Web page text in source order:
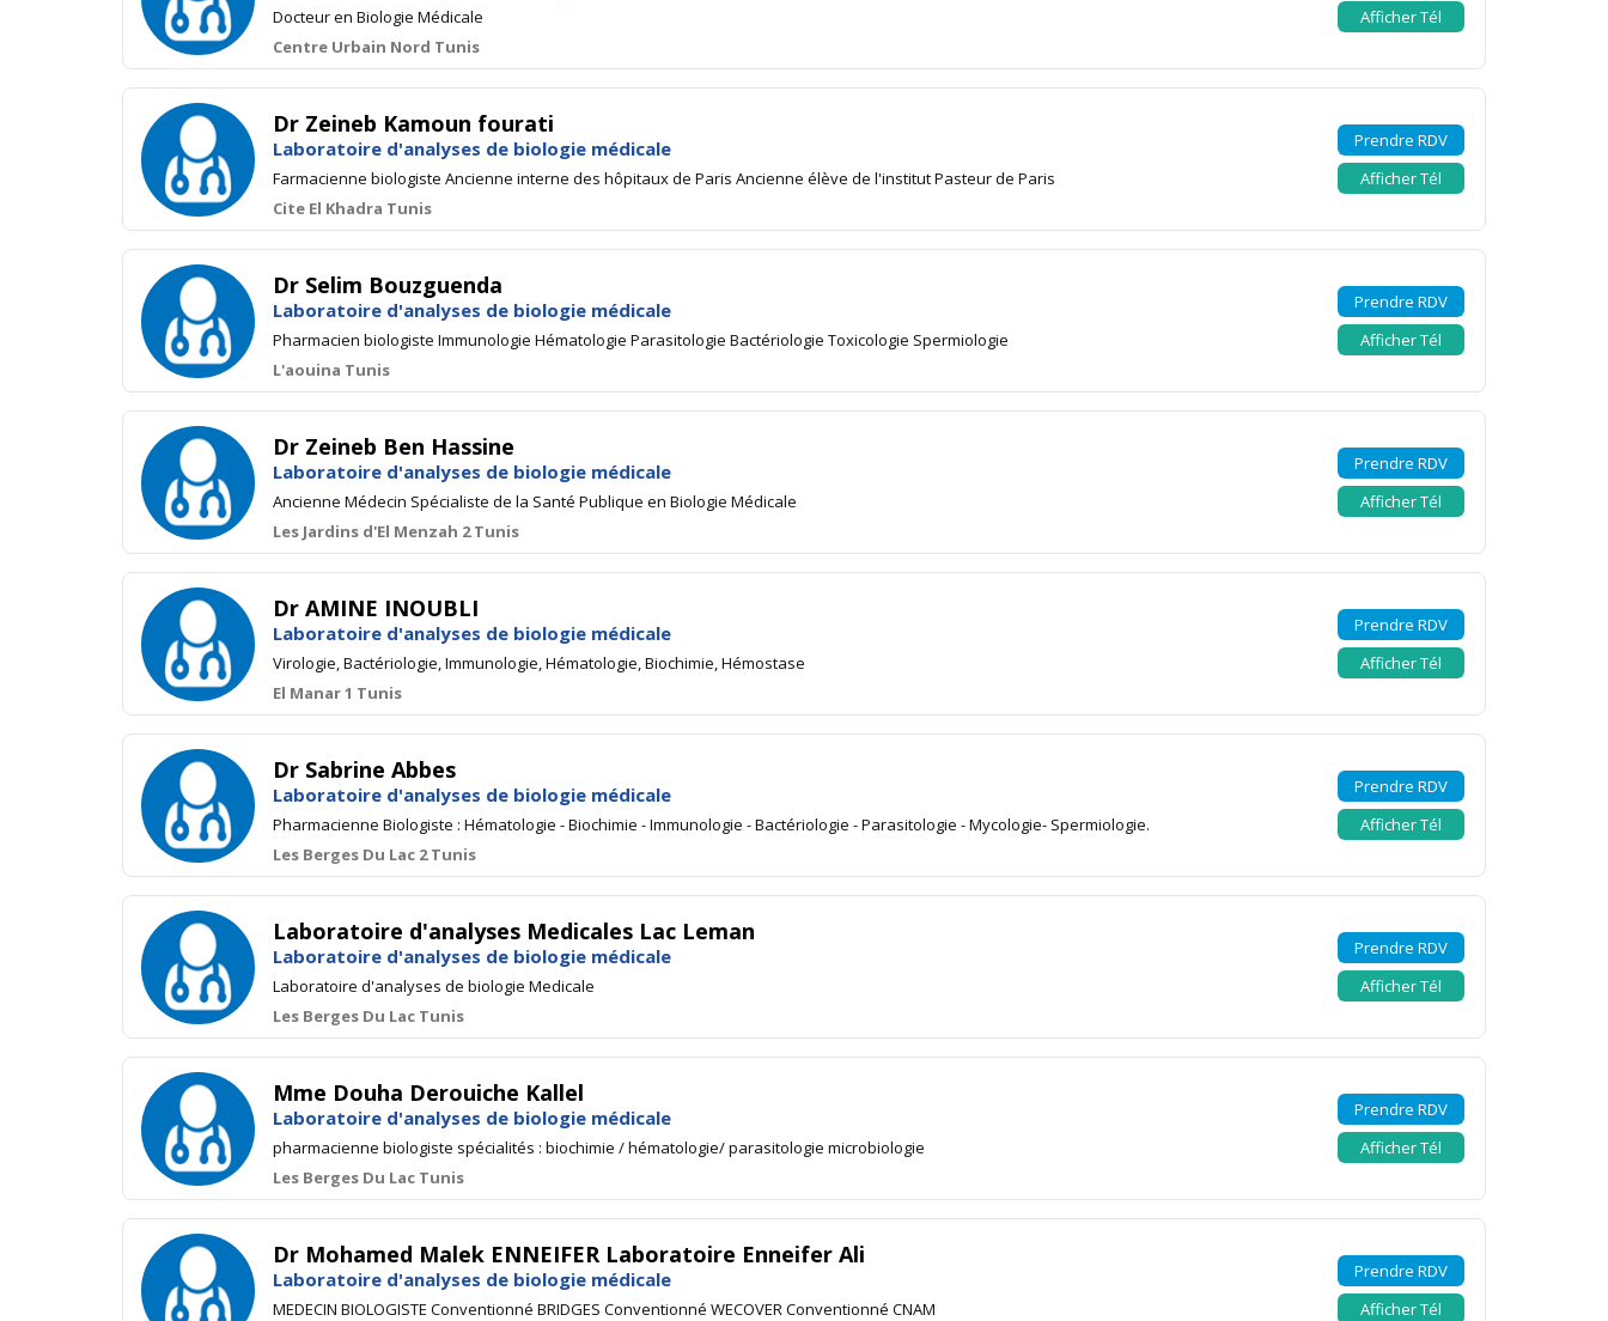
Docteur en Biologie Médicale
Centre Urbain Nord Tunis
Afficher Tél
Dr Zeineb Kamoun fourati
Laboratoire d'analyses de biologie médicale
Farmacienne biologiste Ancienne interne des hôpitaux de Paris Ancienne élève de l'institut Pasteur de Paris
Cite El Khadra Tunis
Prendre RDV
Afficher Tél
Dr Selim Bouzguenda
Laboratoire d'analyses de biologie médicale
Pharmacien biologiste Immunologie Hématologie Parasitologie Bactériologie Toxicologie Spermiologie
L'aouina Tunis
Prendre RDV
Afficher Tél
Dr Zeineb Ben Hassine
Laboratoire d'analyses de biologie médicale
Ancienne Médecin Spécialiste de la Santé Publique en Biologie Médicale
Les Jardins d'El Menzah 2 Tunis
Prendre RDV
Afficher Tél
Dr AMINE INOUBLI
Laboratoire d'analyses de biologie médicale
Virologie, Bactériologie, Immunologie, Hématologie, Biochimie, Hémostase
El Manar 1 Tunis
Prendre RDV
Afficher Tél
Dr Sabrine Abbes
Laboratoire d'analyses de biologie médicale
Pharmacienne Biologiste : Hématologie - Biochimie - Immunologie - Bactériologie - Parasitologie - Mycologie- Spermiologie.
Les Berges Du Lac 2 Tunis
Prendre RDV
Afficher Tél
Laboratoire d'analyses Medicales Lac Leman
Laboratoire d'analyses de biologie médicale
Laboratoire d'analyses de biologie Medicale
Les Berges Du Lac Tunis
Prendre RDV
Afficher Tél
Mme Douha Derouiche Kallel
Laboratoire d'analyses de biologie médicale
pharmacienne biologiste spécialités : biochimie / hématologie/ parasitologie microbiologie
Les Berges Du Lac Tunis
Prendre RDV
Afficher Tél
Dr Mohamed Malek ENNEIFER Laboratoire Enneifer Ali
Laboratoire d'analyses de biologie médicale
MEDECIN BIOLOGISTE Conventionné BRIDGES Conventionné WECOVER Conventionné CNAM
Prendre RDV
Afficher Tél